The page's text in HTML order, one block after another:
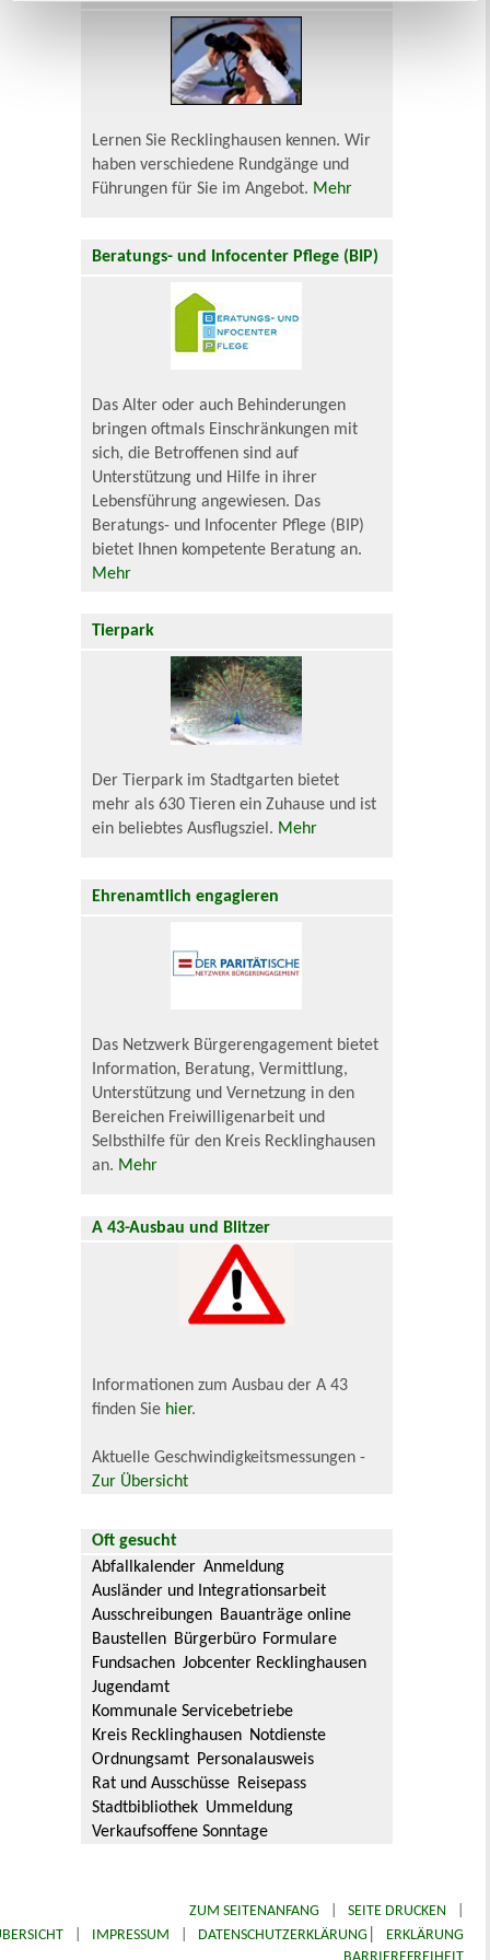
Lernen Sie Recklinghausen kennen. Wir
haben verschiedene Rundgänge und
Führungen für Sie im Angebot. Mehr
Beratungs- und Infocenter Pflege (BIP)
Das Alter oder auch Behinderungen
bringen oftmals Einschränkungen mit
sich, die Betroffenen sind auf
Unterstützung und Hilfe in ihrer
Lebensführung angewiesen. Das
Beratungs- und Infocenter Pflege (BIP)
bietet Ihnen kompetente Beratung an.
Mehr
Tierpark
Der Tierpark im Stadtgarten bietet
mehr als 630 Tieren ein Zuhause und ist
ein beliebtes Ausflugsziel. Mehr
Ehrenamtlich engagieren
Das Netzwerk Bürgerengagement bietet
Information, Beratung, Vermittlung,
Unterstützung und Vernetzung in den
Bereichen Freiwilligenarbeit und
Selbsthilfe für den Kreis Recklinghausen
an. Mehr
A 43-Ausbau und Blitzer
Informationen zum Ausbau der A 43
finden Sie hier.
Aktuelle Geschwindigkeitsmessungen -
Zur Übersicht
Oft gesucht
Abfallkalender Anmeldung
Ausländer und Integrationsarbeit
Ausschreibungen Bauanträge online
Baustellen Bürgerbüro Formulare
Fundsachen Jobcenter Recklinghausen
Jugendamt
Kommunale Servicebetriebe
Kreis Recklinghausen Notdienste
Ordnungsamt Personalausweis
Rat und Ausschüsse Reisepass
Stadtbibliothek Ummeldung
Verkaufsoffene Sonntage
ZUM SEITENANFANG SEITE DRUCKEN
IMPRESSUM DATENSCHUTZERKLÄRUNG|
ERKLÄRUNG